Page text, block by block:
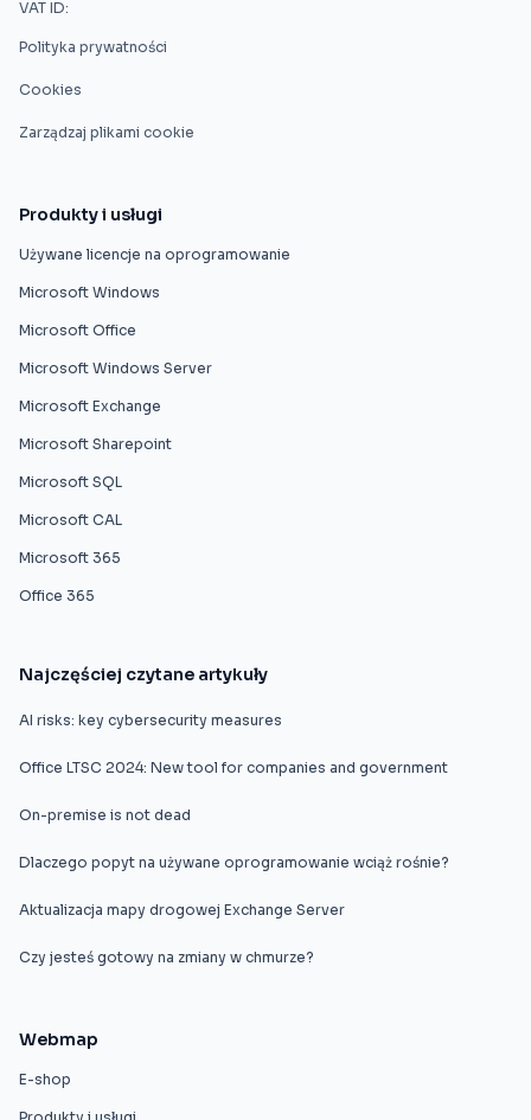
VAT ID:
Polityka prywatności
Cookies
Zarządzaj plikami cookie
Produkty i usługi
Używane licencje na oprogramowanie
Microsoft Windows
Microsoft Office
Microsoft Windows Server
Microsoft Exchange
Microsoft Sharepoint
Microsoft SQL
Microsoft CAL
Microsoft 365
Office 365
Najczęściej czytane artykuły
AI risks: key cybersecurity measures
Office LTSC 2024: New tool for companies and government
On-premise is not dead
Dlaczego popyt na używane oprogramowanie wciąż rośnie?
Aktualizacja mapy drogowej Exchange Server
Czy jesteś gotowy na zmiany w chmurze?
Webmap
E-shop